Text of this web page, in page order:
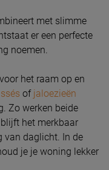
met slimme
er een perfecte
noemen.
het raam op en
of jaloezieën
Zo werken beide
het merkbaar
van daglicht. In de
je je woning lekker